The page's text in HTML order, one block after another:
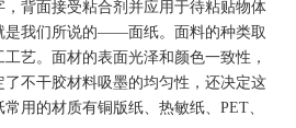
背面接受粘合剂并应用于待粘贴物体
是我们所说的——面纸。面料的种类取
艺。面材的表面光泽和颜色一致性，
了不干胶材料吸墨的均匀性，还决定这
用的材质有铜版纸、 热敏纸、 PET、